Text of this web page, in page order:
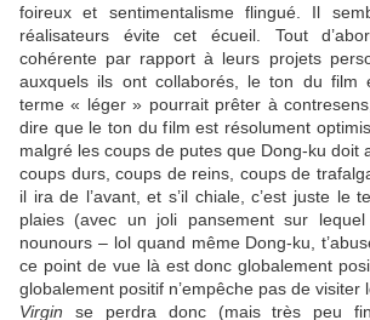
foireux et sentimentalisme flingué. Il
réalisateurs évite cet écueil. Tout
cohérente par rapport à leurs projets
auxquels ils ont collaborés, le ton du film
terme « léger » pourrait prêter à
dire que le ton du film est résolument
malgré les coups de putes que Dong-ku doit
coups durs, coups de reins, coups de
il ira de l’avant, et s’il chiale, c’est juste le
plaies (avec un joli pansement sur
nounours – lol quand même Dong-ku,
ce point de vue là est donc globalement
globalement positif n’empêche pas de visiter
Virgin se perdra donc (mais très peu